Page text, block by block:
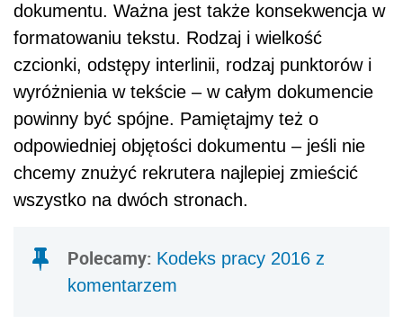
dokumentu. Ważna jest także konsekwencja w
formatowaniu tekstu. Rodzaj i wielkość
czcionki, odstępy interlinii, rodzaj punktorów i
wyróżnienia w tekście – w całym dokumencie
powinny być spójne. Pamiętajmy też o
odpowiedniej objętości dokumentu – jeśli nie
chcemy znużyć rekrutera najlepiej zmieścić
wszystko na dwóch stronach.
Polecamy: Kodeks pracy 2016 z
komentarzem